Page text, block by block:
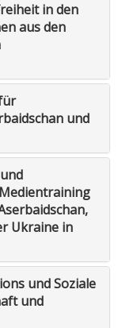
in den
aus den
und
Ukraine in
und Soziale
und